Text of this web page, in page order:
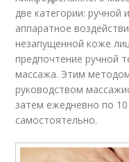
две категории: ручной
аппаратное
незапущенной коже
предпочтение ручной
массажа. Этим
руководством
затем ежедневно по
самостоятельно.